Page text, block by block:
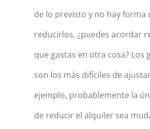
de lo previsto y no hay forma
reducirlos, ¿puedes acordar
que gastas en otra cosa? Los
son los más difíciles de
ejemplo, probablemente la
de reducir el alquiler sea